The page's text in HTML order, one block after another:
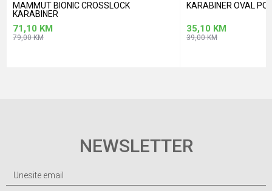
MAMMUT BIONIC CROSSLOCK
KARABINER
71,10 KM
79,00KM
KARABINER OVAL
35,10 KM
39,00KM
NEWSLETTER